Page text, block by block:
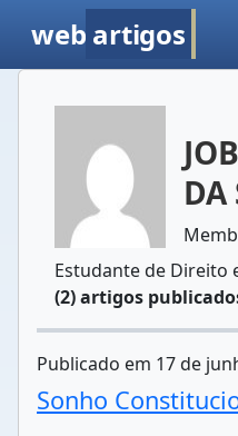
web artigos
DA
Estudante de Direito
(2) artigos
Publicado em 17 de
Sonho